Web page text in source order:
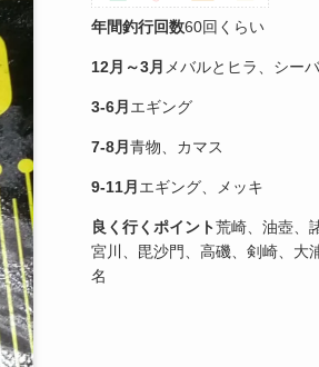
年間釣行回数60回くらい
12月～3月 メバルとヒラ、シー
3-6月 エギング
7-8月 青物、カマス
9-11月 エギング、メッキ
良く行くポイント荒崎、油壺、
宮川、毘沙門、高磯、剣崎、大
名